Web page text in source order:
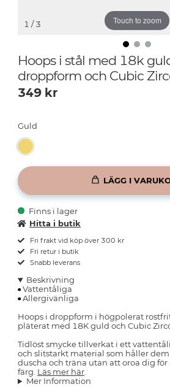
Touch to zoom
1 / 3
Hoops i stål med 18k
droppform och Cubic
349 kr
Guld
LÄGG I
Finns i lager
Hitta i butik
Fri frakt vid köp över 300 kr
Fri retur i butik
Snabb leverans
Beskrivning
Vattentåliga
Allergivänliga
Hoops i droppform i högpolerat
pläterat med 18K guld och Cubic
Tidlöst smycke tillverkat i ett
och slitstarkt material som håller dem
duscha och träna utan att oroa dig för
färg. Läs mer här
Mer Information